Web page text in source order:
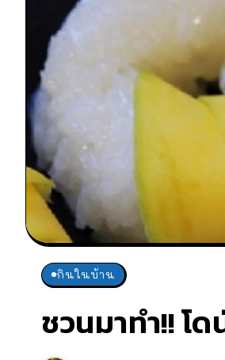
กินในบ้าน
ชวนมาทำ!! โ